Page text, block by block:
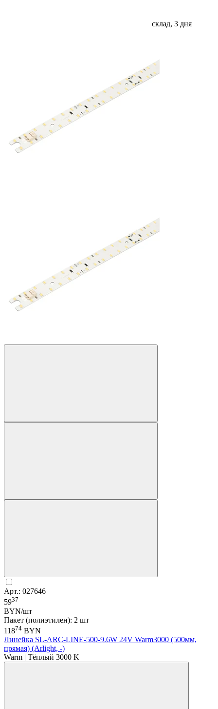
склад, 3 дня
Арт.: 027646
5937
BYN/шт
Пакет (полиэтилен): 2 шт
11874 BYN
Линейка SL-ARC-LINE-500-9.6W 24V Warm3000 (500мм,
прямая) (Arlight, -)
Warm | Тёплый 3000 K